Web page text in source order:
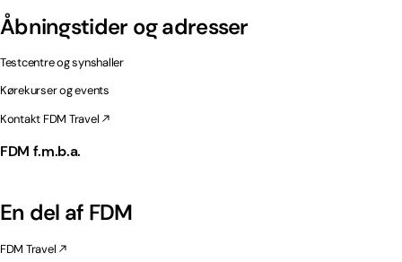
Åbningstider og adresser
Testcentre og synshaller
Kørekurser og events
Kontakt FDM Travel
FDM f.m.b.a.
En del af FDM
FDM Travel